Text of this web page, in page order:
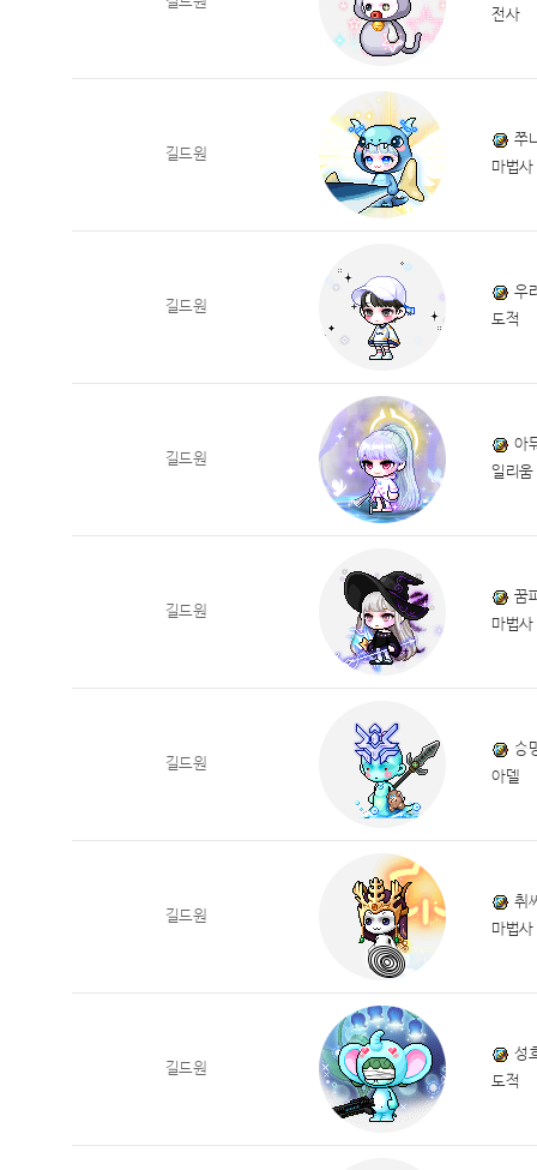
전사
길드원
쭈
마법사
길드원
우
도적
길드원
아
일리움
길드원
꿈
마법사
길드원
승
아델
길드원
취
마법사
길드원
성
도적